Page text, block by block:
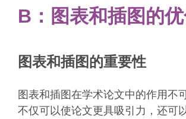
B：图表和插图的
图表和插图的重要性
图表和插图在学术论文中的作用不
不仅可以使论文更具吸引力，还可